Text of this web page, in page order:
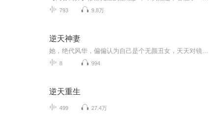
793 9.8万
逆天神妻
8 994
逆天重生
499 27.4万